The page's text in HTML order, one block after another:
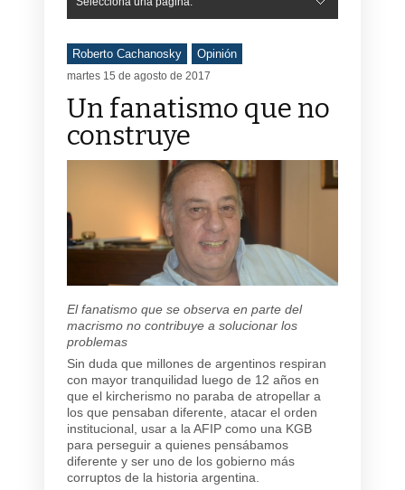
Roberto Cachanosky Opinión
martes 15 de agosto de 2017
Un fanatismo que no
construye
El fanatismo que se observa en parte del
macrismo no contribuye a solucionar los
problemas
Sin duda que millones de argentinos respiran
con mayor tranquilidad luego de 12 años en
que el kircherismo no paraba de atropellar a
los que pensaban diferente, atacar el orden
institucional, usar a la AFIP como una KGB
para perseguir a quienes pensábamos
diferente y ser uno de los gobierno más
corruptos de la historia argentina.